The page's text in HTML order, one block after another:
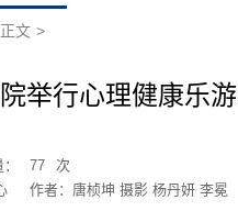
正文 >
举行心理健康乐
77
次
作者：唐桢坤 摄影 杨丹妍 李冕